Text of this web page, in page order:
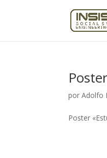
porAdolfo
Poster